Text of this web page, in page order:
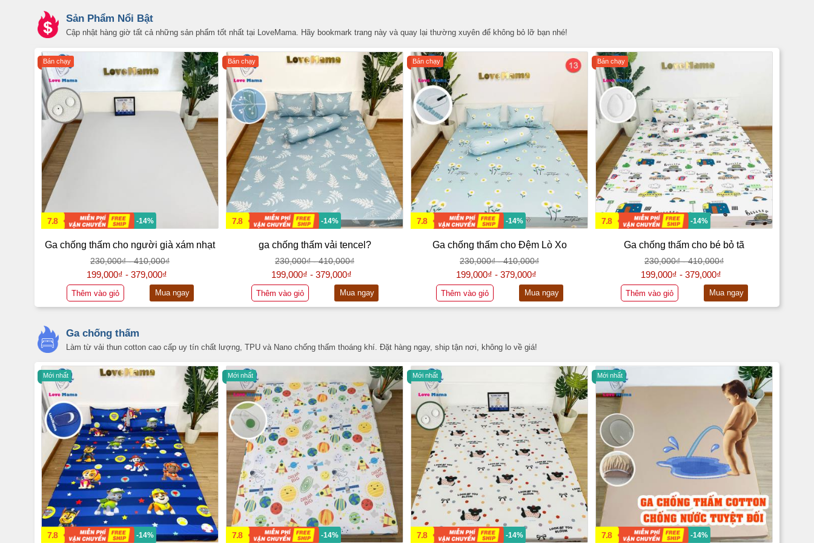
Sản Phẩm Nổi Bật
Cập nhật hàng giờ tất cả những sản phẩm tốt nhất tại LoveMama. Hãy bookmark trang này và quay lại thường xuyên để không bỏ lỡ bạn nhé!
Bán chạy
7.8 -14%
Ga chống thấm cho người già xám nhạt
230,000₫ - 410,000₫
199,000₫ - 379,000₫
Thêm vào giỏ Mua ngay
Bán chạy
7.8 -14%
ga chống thấm vải tencel?
230,000₫ - 410,000₫
199,000₫ - 379,000₫
Thêm vào giỏ Mua ngay
Bán chạy
7.8 -14%
Ga chống thấm cho Đệm Lò Xo
230,000₫ - 410,000₫
199,000₫ - 379,000₫
Thêm vào giỏ Mua ngay
Bán chạy
7.8 -14%
Ga chống thấm cho bé bỏ tã
230,000₫ - 410,000₫
199,000₫ - 379,000₫
Thêm vào giỏ Mua ngay
Ga chống thấm
Làm từ vải thun cotton cao cấp uy tín chất lượng, TPU và Nano chống thấm thoáng khí. Đặt hàng ngay, ship tận nơi, không lo về giá!
Mới nhất
7.8 -14%
Mới nhất
7.8 -14%
Mới nhất
7.8 -14%
Mới nhất
7.8 -14%